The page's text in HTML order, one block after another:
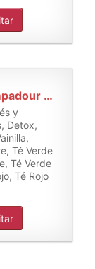
Muestras gratis de Pompadour Collection Té, 180 Bolsas
y
Detox,
Té Verde
Té Verde
Té Rojo